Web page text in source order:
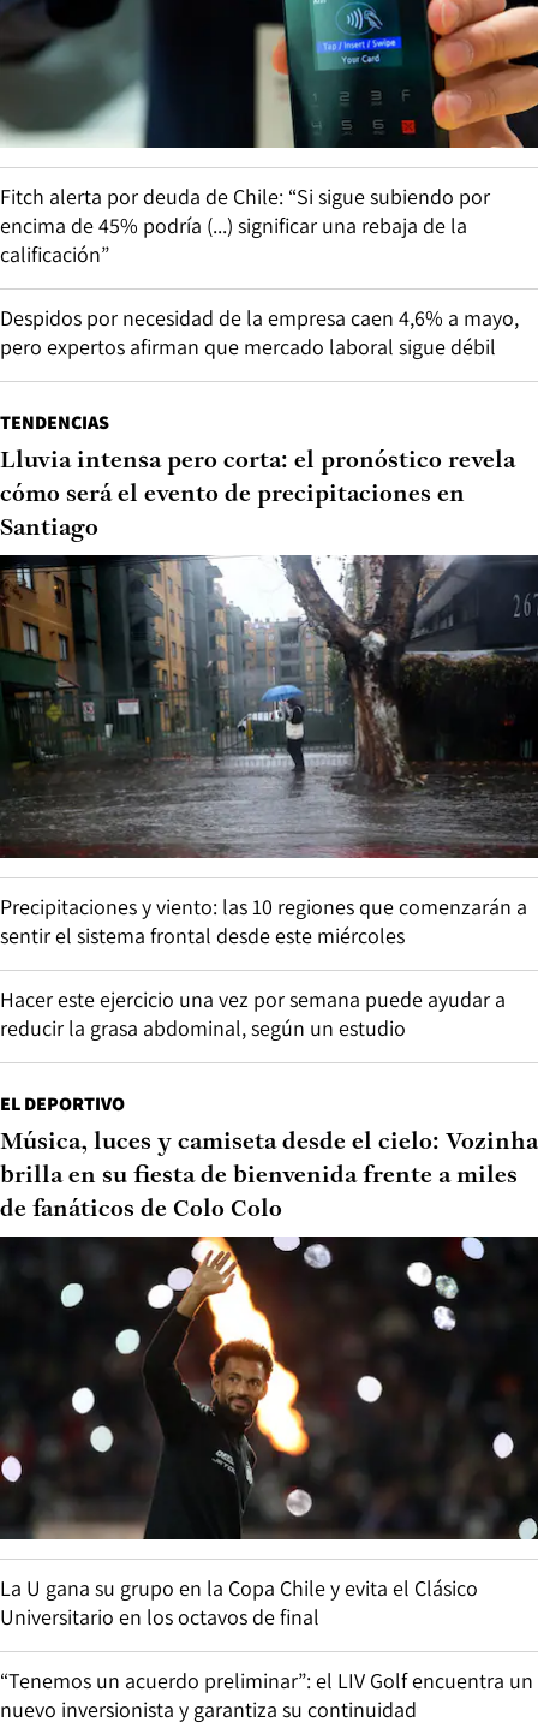
Fitch alerta por deuda de Chile: “Si sigue subiendo por
encima de 45% podría (...) significar una rebaja de la
calificación”
Despidos por necesidad de la empresa caen 4,6% a mayo,
pero expertos afirman que mercado laboral sigue débil
TENDENCIAS
Lluvia intensa pero corta: el pronóstico revela
cómo será el evento de precipitaciones en
Santiago
Precipitaciones y viento: las 10 regiones que comenzarán a
sentir el sistema frontal desde este miércoles
Hacer este ejercicio una vez por semana puede ayudar a
reducir la grasa abdominal, según un estudio
EL DEPORTIVO
Música, luces y camiseta desde el cielo: Vozinha
brilla en su fiesta de bienvenida frente a miles
de fanáticos de Colo Colo
La U gana su grupo en la Copa Chile y evita el Clásico
Universitario en los octavos de final
“Tenemos un acuerdo preliminar”: el LIV Golf encuentra un
nuevo inversionista y garantiza su continuidad